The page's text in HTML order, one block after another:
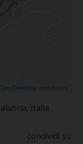
OpenStreetMap contributors
Italia
condividi su